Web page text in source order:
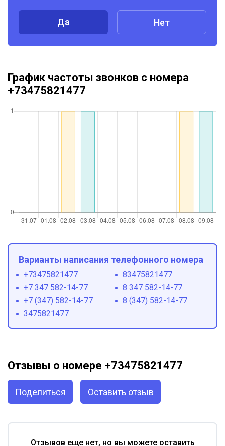
Да Нет
График частоты звонков с номера
+73475821477
Варианты написания телефонного номера
+73475821477
83475821477
+7 347 582-14-77
8 347 582-14-77
+7 (347) 582-14-77
8 (347) 582-14-77
3475821477
Отзывы о номере +73475821477
Поделиться Оставить отзыв
Отзывов еще нет, но вы можете оставить